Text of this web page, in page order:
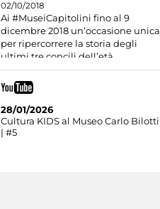
02/10/2018
Ai #MuseiCapitolini fino al 9
dicembre 2018 un’occasione unica
per ripercorrere la storia degli
ultimi tre concili dell’età
28/01/2026
Cultura KIDS al Museo Carlo Bilotti
| #5